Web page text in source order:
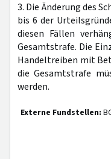
3. Die Änderung des
bis 6 der
diesen Fällen
Gesamtstrafe. Die
Handeltreiben mit
die Gesamtstrafe
werden.
Externe Fundstellen: